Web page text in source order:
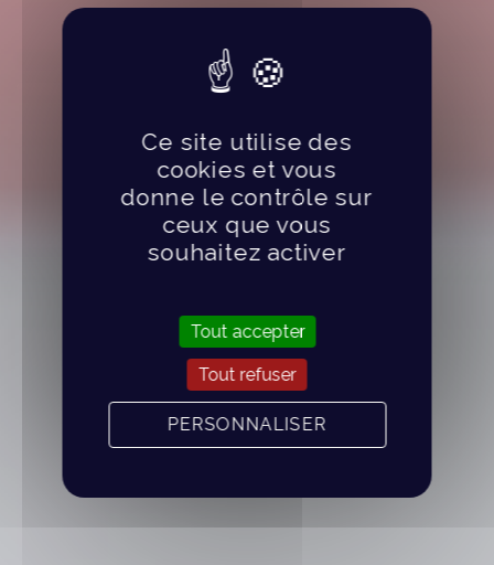
Ce site utilise des
cookies et vous
donne le contrôle sur
ceux que vous
souhaitez activer
Tout accepter
Tout refuser
PERSONNALISER